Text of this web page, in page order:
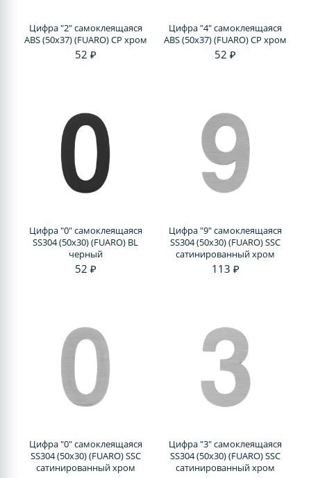
Цифра "2" самоклеящаяся
ABS (50х37) (FUARO) CP хром
52 ₽
Цифра "4" самоклеящаяся
ABS (50х37) (FUARO) CP хром
52 ₽
Цифра "0" самоклеящаяся
SS304 (50х30) (FUARO) BL
черный
52 ₽
Цифра "9" самоклеящаяся
SS304 (50х30) (FUARO) SSC
сатинированный хром
113 ₽
Цифра "0" самоклеящаяся
SS304 (50х30) (FUARO) SSC
сатинированный хром
Цифра "3" самоклеящаяся
SS304 (50х30) (FUARO) SSC
сатинированный хром